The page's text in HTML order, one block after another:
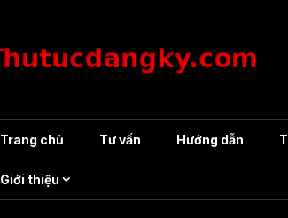
Trang chủ Tư vấn Hướng dẫn
Giới thiệu